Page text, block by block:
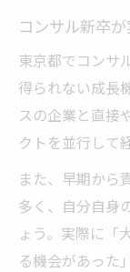
コンサル新卒
東京都でコンサ
得られない成長
スの企業と直接
クトを並行して
また、早期から
多く、自分自身
ょう。実際に「
る機会があった